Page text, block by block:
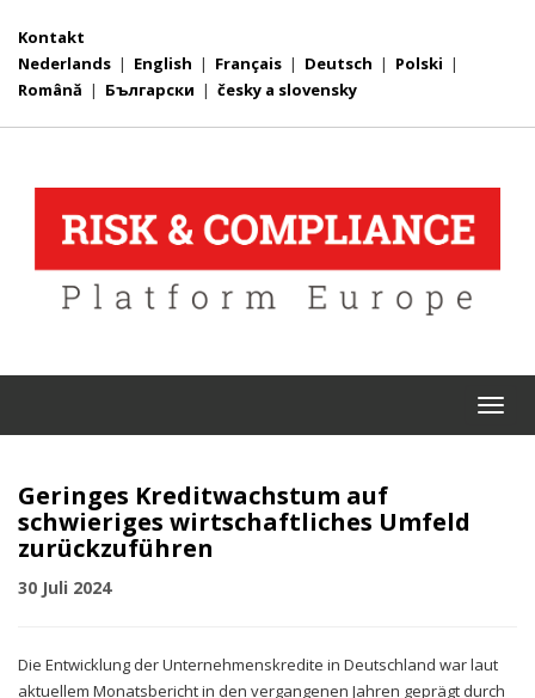
Kontakt
Nederlands | English | Français | Deutsch | Polski |
Română | Български | česky a slovensky
Geringes Kreditwachstum auf
schwieriges wirtschaftliches Umfeld
zurückzuführen
30 Juli 2024
Die Entwicklung der Unternehmenskredite in Deutschland war laut
aktuellem Monatsbericht in den vergangenen Jahren geprägt durch